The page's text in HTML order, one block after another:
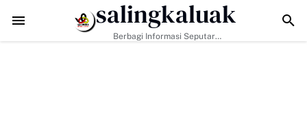
TMMD di Buluh Kasok Mulai Terbuka, Harapan Baru bagi Akses
salingkaluak
Berbagi Informasi Seputar